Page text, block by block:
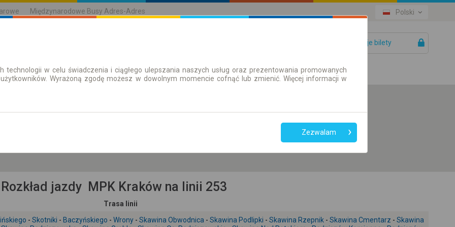
Międzynarodowe Busy Adres-Adres Polski
Twoje bilety
| Bilety Bilety okresowe
przesiadek
Tylko bilet online
Rozkład jazdy MPK Kraków na linii 253
Trasa linii
- Skotniki - Baczyńskiego - Wrony - Skawina Obwodnica - Skawina Podlipki - Skawina Rzepnik - Skawina Cmentarz - Skawina
technologii w celu świadczenia i ciągłego ulepszania naszych usług oraz prezentowania promowanych
Wyrażoną zgodę możesz w dowolnym momencie cofnąć lub zmienić. Więcej informacji w
Zezwalam